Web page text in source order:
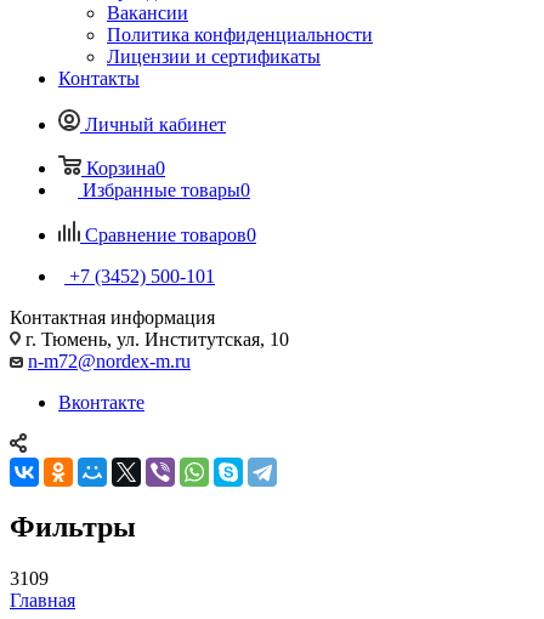
Вакансии
Политика конфиденциальности
Лицензии и сертификаты
Контакты
Личный кабинет
Корзина0
Избранные товары0
Сравнение товаров0
+7 (3452) 500-101
Контактная информация
г. Тюмень, ул. Институтская, 10
n-m72@nordex-m.ru
Вконтакте
Фильтры
3109
Главная